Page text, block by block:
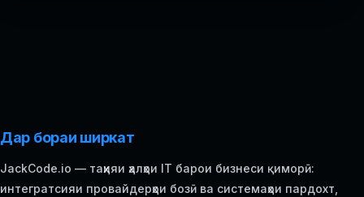
Дар бораи ширкат
JackCode.io — таҳияи ҳалҳои IT барои бизнеси қиморӣ:
интегратсияи провайдерҳои бозӣ ва системаҳои пардохт,